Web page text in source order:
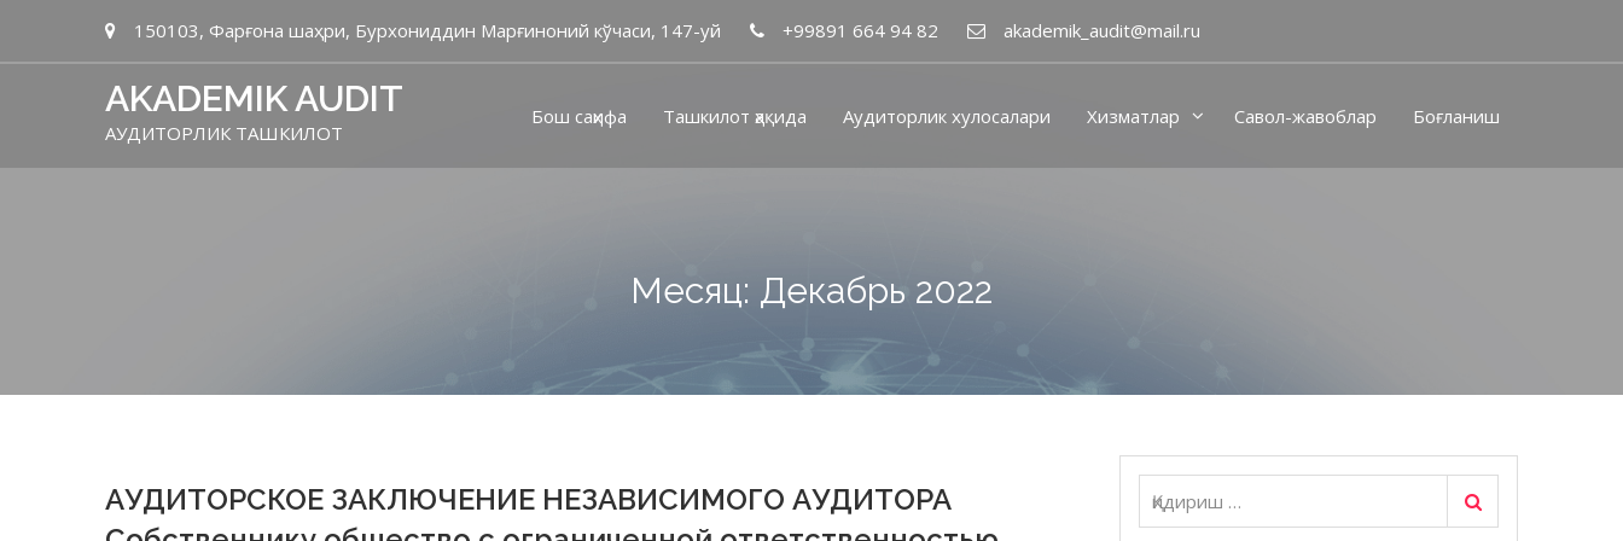
150103, Фарғона шаҳри, Бурхониддин Марғиноний кўчаси, 147-уй +99891 664 94 82 akademik_audit@mail.ru
AKADEMIK AUDIT
АУДИТОРЛИК ТАШКИЛОТ
Бош саҳифа Ташкилот ҳақида Аудиторлик хулосалари Хизматлар Савол-жавоблар Боғланиш
Месяц: Декабрь 2022
АУДИТОРСКОЕ ЗАКЛЮЧЕНИЕ НЕЗАВИСИМОГО АУДИТОРА